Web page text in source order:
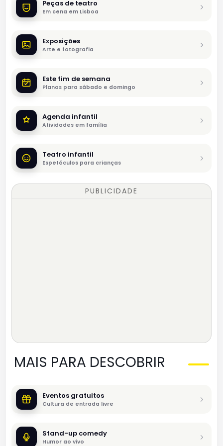
Peças de teatro
Em cena em Lisboa
Exposições
Arte e fotografia
Este fim de semana
Planos para sábado e domingo
Agenda infantil
Atividades em família
Teatro infantil
Espetáculos para crianças
PUBLICIDADE
MAIS PARA DESCOBRIR
Eventos gratuitos
Cultura de entrada livre
Stand-up comedy
Humor ao vivo